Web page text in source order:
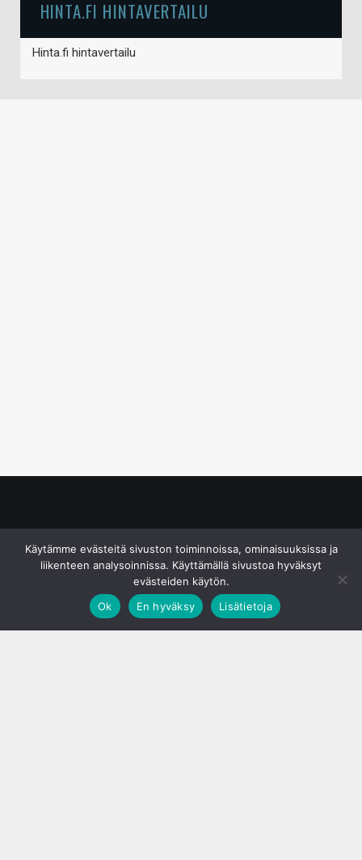
HINTA.FI HINTAVERTAILU
Hinta.fi hintavertailu
Käytämme evästeitä sivuston toiminnoissa, ominaisuuksissa ja
liikenteen analysoinnissa. Käyttämällä sivustoa hyväksyt
evästeiden käytön.
Ok
En hyväksy Lisätietoja